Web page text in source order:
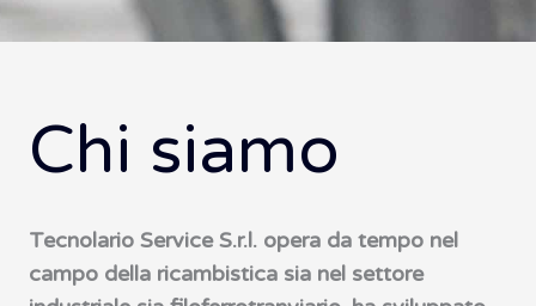
Chi siamo
Tecnolario Service S.r.l. opera da tempo nel
campo della ricambistica sia nel settore